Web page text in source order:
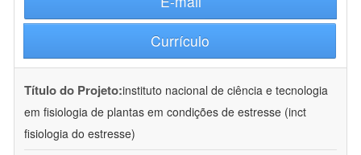
Currículo
Título do Projeto:instituto nacional de ciência e tecnologia
em fisiologia de plantas em condições de estresse (inct
fisiologia do estresse)